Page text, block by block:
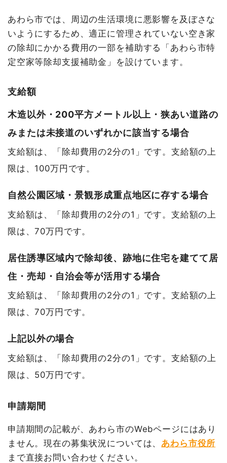
あわら市では、周辺の生活環境に悪影響を及ぼさな
いようにするため、適正に管理されていない空き家
の除却にかかる費用の一部を補助する「あわら市特
定空家等除却支援補助金」を設けています。
支給額
木造以外・200平方メートル以上・狭あい道路の
みまたは未接道のいずれかに該当する場合
支給額は、「除却費用の2分の1」です。支給額の上
限は、100万円です。
自然公園区域・景観形成重点地区に存する場合
支給額は、「除却費用の2分の1」です。支給額の上
限は、70万円です。
居住誘導区域内で除却後、跡地に住宅を建てて居
住・売却・自治会等が活用する場合
支給額は、「除却費用の2分の1」です。支給額の上
限は、70万円です。
上記以外の場合
支給額は、「除却費用の2分の1」です。支給額の上
限は、50万円です。
申請期間
申請期間の記載が、あわら市のWebページにはあり
ません。現在の募集状況については、 あわら市役所
まで直接お問い合わせください。